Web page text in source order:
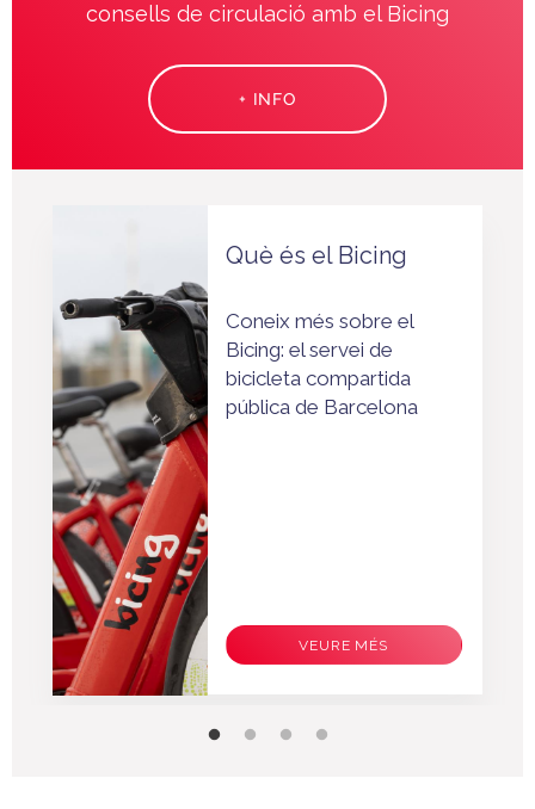
consells de circulació amb el Bicing
+ INFO
Què és el Bicing
Coneix més sobre el
Bicing: el servei de
bicicleta compartida
pública de Barcelona
VEURE MÉS